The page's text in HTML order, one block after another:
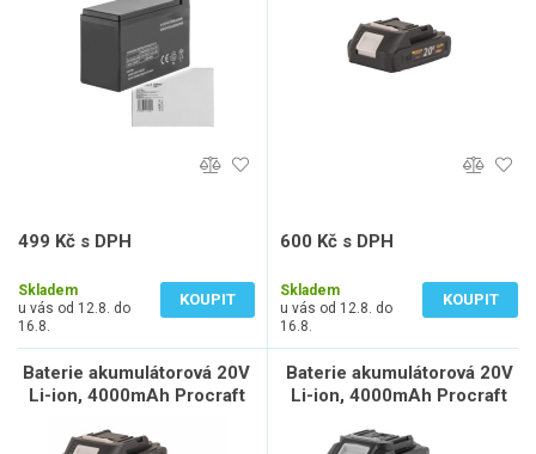
499 Kč s DPH
Skladem
u vás od 12.8. do
16.8.
KOUPIT
600 Kč s DPH
Skladem
u vás od 12.8. do
16.8.
KOUPIT
Baterie akumulátorová 20V
Li-ion, 4000mAh Procraft
Baterie akumulátorová 20V
Li-ion, 4000mAh Procraft
Industrial